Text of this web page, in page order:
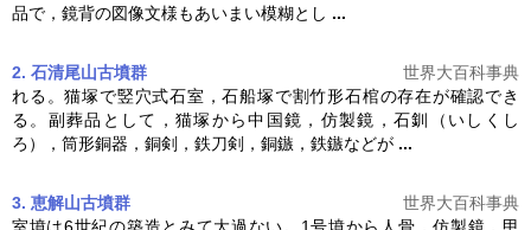
品で，鏡背の図像文様もあいまい模糊とし ...
2. 石清尾山古墳群
世界大百科事典
れる。猫塚で竪穴式石室，石船塚で割竹形石棺の存在が確認でき
る。副葬品として，猫塚から中国鏡， 仿製鏡 ，石釧（いしくし
ろ），筒形銅器，銅剣，鉄刀剣，銅鏃，鉄鏃などが ...
3. 恵解山古墳群
世界大百科事典
室墳は6世紀の築造とみて大過ない。1号墳から人骨，仿製鏡 ，甲